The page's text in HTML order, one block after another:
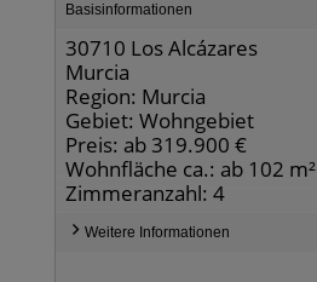
Basisinformationen
30710 Los Alcázares
Murcia
Region: Murcia
Gebiet: Wohngebiet
Preis: ab 319.900 €
Wohnfläche ca.: ab 102 m²
Zimmeranzahl: 4
Weitere Informationen